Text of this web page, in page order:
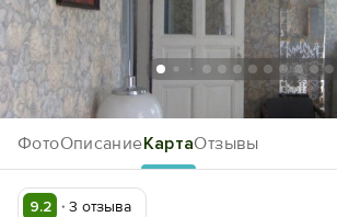
Добавить свой объект
ФотоОписаниеКартаОтзывы
9.2 3 отзыва